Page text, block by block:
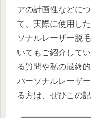
アの計画性などに
て、実際に使用し
ソナルレーザー脱
いてもご紹介して
る質問や私の最終
パーソナルレーザ
る方は、ぜひこの